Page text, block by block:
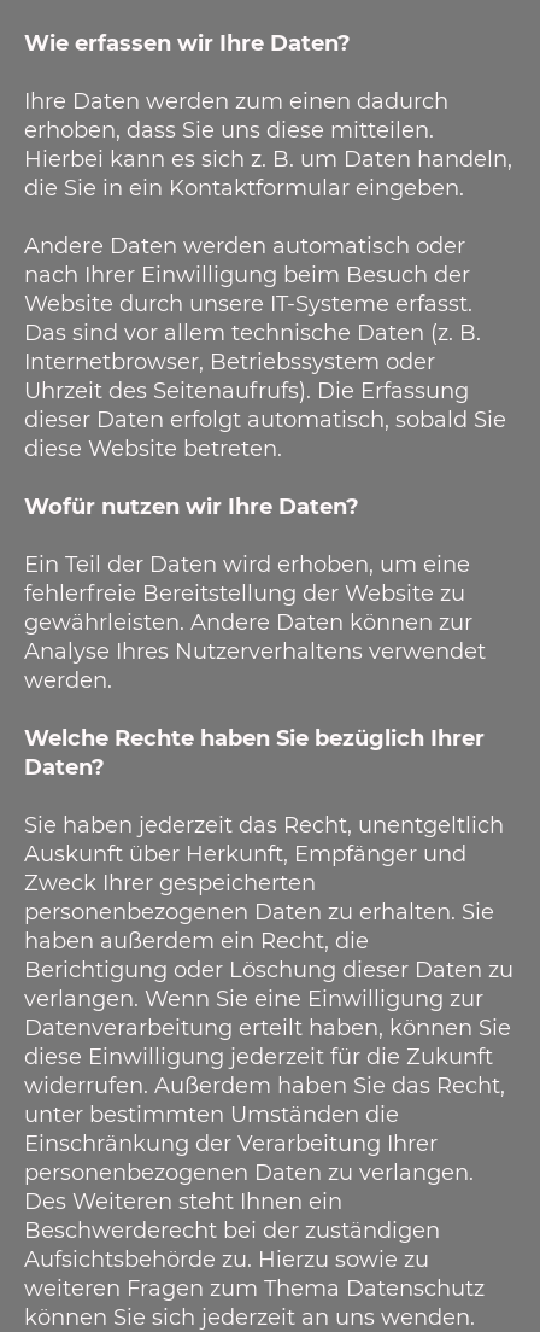
Wie erfassen wir Ihre Daten?
Ihre Daten werden zum einen dadurch
erhoben, dass Sie uns diese mitteilen.
Hierbei kann es sich z. B. um Daten handeln,
die Sie in ein Kontaktformular eingeben.
Andere Daten werden automatisch oder
nach Ihrer Einwilligung beim Besuch der
Website durch unsere IT-Systeme erfasst.
Das sind vor allem technische Daten (z. B.
Internetbrowser, Betriebssystem oder
Uhrzeit des Seitenaufrufs). Die Erfassung
dieser Daten erfolgt automatisch, sobald Sie
diese Website betreten.
Wofür nutzen wir Ihre Daten?
Ein Teil der Daten wird erhoben, um eine
fehlerfreie Bereitstellung der Website zu
gewährleisten. Andere Daten können zur
Analyse Ihres Nutzerverhaltens verwendet
werden.
Welche Rechte haben Sie bezüglich Ihrer
Daten?
Sie haben jederzeit das Recht, unentgeltlich
Auskunft über Herkunft, Empfänger und
Zweck Ihrer gespeicherten
personenbezogenen Daten zu erhalten. Sie
haben außerdem ein Recht, die
Berichtigung oder Löschung dieser Daten zu
verlangen. Wenn Sie eine Einwilligung zur
Datenverarbeitung erteilt haben, können Sie
diese Einwilligung jederzeit für die Zukunft
widerrufen. Außerdem haben Sie das Recht,
unter bestimmten Umständen die
Einschränkung der Verarbeitung Ihrer
personenbezogenen Daten zu verlangen.
Des Weiteren steht Ihnen ein
Beschwerderecht bei der zuständigen
Aufsichtsbehörde zu. Hierzu sowie zu
weiteren Fragen zum Thema Datenschutz
können Sie sich jederzeit an uns wenden.